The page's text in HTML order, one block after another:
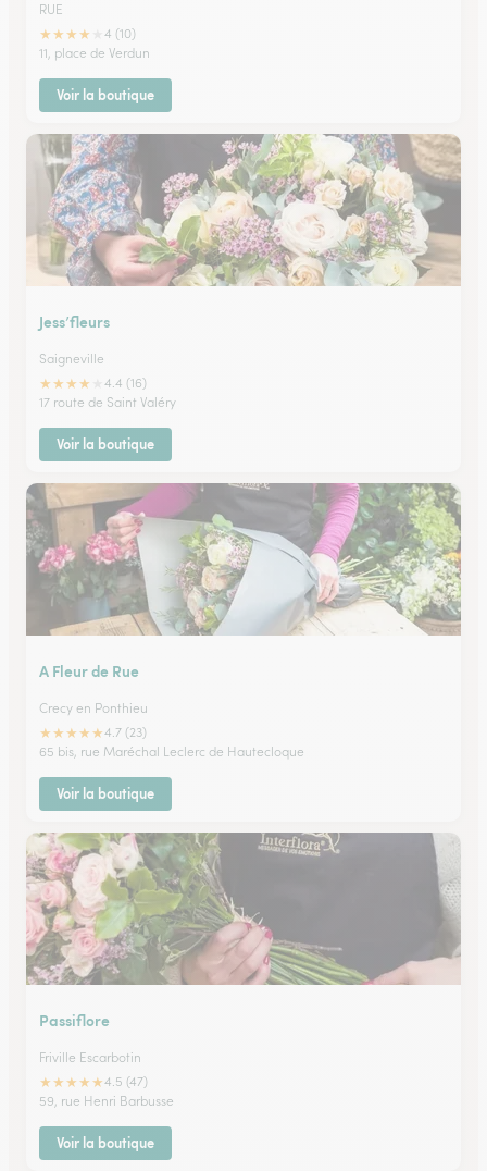
RUE
★★★★
4 (10)
11, place de Verdun
Voir la boutique
Jess’fleurs
Saigneville
★★★★
4.4 (16)
17 route de Saint Valéry
Voir la boutique
A Fleur de Rue
Crecy en Ponthieu
★★★★★4.7 (23)
65 bis, rue Maréchal Leclerc de Hautecloque
Voir la boutique
Passiflore
Friville Escarbotin
★★★★★4.5 (47)
59, rue Henri Barbusse
Voir la boutique